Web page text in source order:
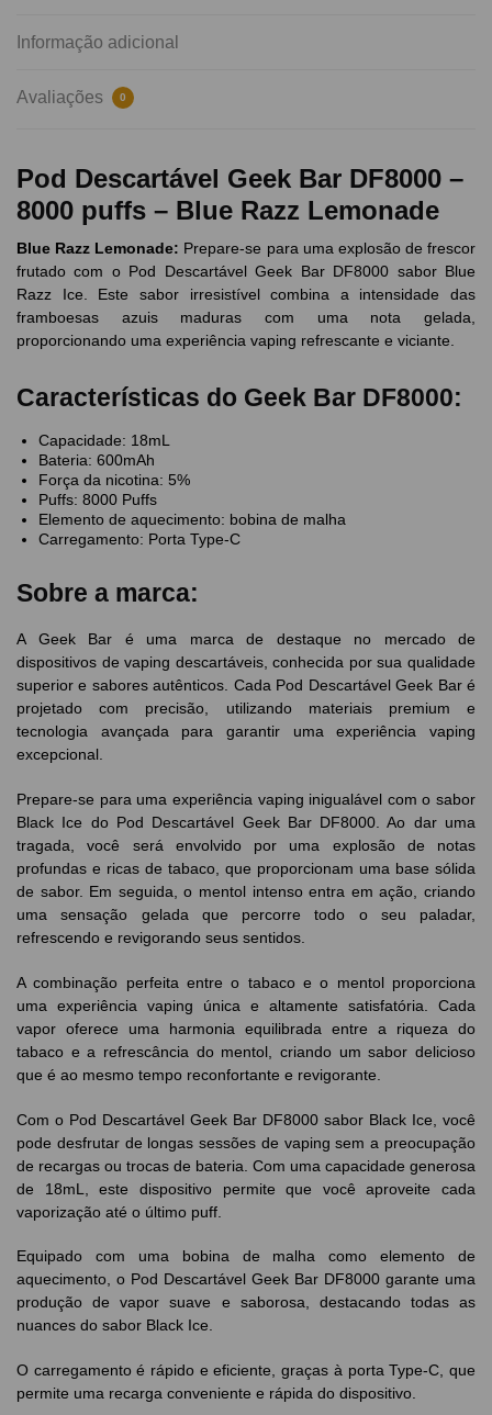
Informação adicional
Avaliações 0
Pod Descartável Geek Bar DF8000 –
8000 puffs – Blue Razz Lemonade
Blue Razz Lemonade: Prepare-se para uma explosão de frescor
frutado com o Pod Descartável Geek Bar DF8000 sabor Blue
Razz Ice. Este sabor irresistível combina a intensidade das
framboesas azuis maduras com uma nota gelada,
proporcionando uma experiência vaping refrescante e viciante.
Características do Geek Bar DF8000:
Capacidade: 18mL
Bateria: 600mAh
Força da nicotina: 5%
Puffs: 8000 Puffs
Elemento de aquecimento: bobina de malha
Carregamento: Porta Type-C
Sobre a marca:
A Geek Bar é uma marca de destaque no mercado de
dispositivos de vaping descartáveis, conhecida por sua qualidade
superior e sabores autênticos. Cada Pod Descartável Geek Bar é
projetado com precisão, utilizando materiais premium e
tecnologia avançada para garantir uma experiência vaping
excepcional.
Prepare-se para uma experiência vaping inigualável com o sabor
Black Ice do Pod Descartável Geek Bar DF8000. Ao dar uma
tragada, você será envolvido por uma explosão de notas
profundas e ricas de tabaco, que proporcionam uma base sólida
de sabor. Em seguida, o mentol intenso entra em ação, criando
uma sensação gelada que percorre todo o seu paladar,
refrescendo e revigorando seus sentidos.
A combinação perfeita entre o tabaco e o mentol proporciona
uma experiência vaping única e altamente satisfatória. Cada
vapor oferece uma harmonia equilibrada entre a riqueza do
tabaco e a refrescância do mentol, criando um sabor delicioso
que é ao mesmo tempo reconfortante e revigorante.
Com o Pod Descartável Geek Bar DF8000 sabor Black Ice, você
pode desfrutar de longas sessões de vaping sem a preocupação
de recargas ou trocas de bateria. Com uma capacidade generosa
de 18mL, este dispositivo permite que você aproveite cada
vaporização até o último puff.
Equipado com uma bobina de malha como elemento de
aquecimento, o Pod Descartável Geek Bar DF8000 garante uma
produção de vapor suave e saborosa, destacando todas as
nuances do sabor Black Ice.
O carregamento é rápido e eficiente, graças à porta Type-C, que
permite uma recarga conveniente e rápida do dispositivo.